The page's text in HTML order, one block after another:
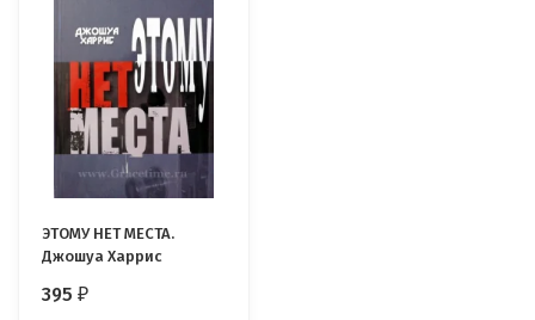
ЭТОМУ НЕТ МЕСТА.
Джошуа Харрис
395 ₽